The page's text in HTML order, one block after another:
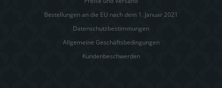
Bestellungen an die EU nach dem 1. Januar 2021
Datenschutzbestimmungen
Allgemeine Geschäftsbedingungen
Kundenbeschwerden